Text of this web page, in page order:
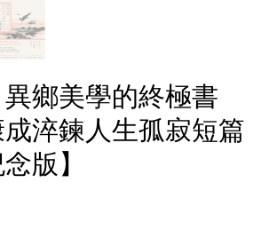
鄉美學的終極書
淬鍊人生孤寂短篇
版】